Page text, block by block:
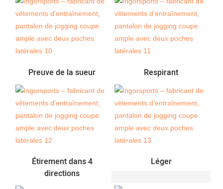
Preuve de la sueur Respirant
Étirement dans 4
directions
Léger